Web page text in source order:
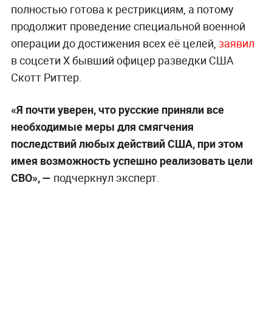
полностью готова к рестрикциям, а потому
продолжит проведение специальной военной
операции до достижения всех её целей, заявил
в соцсети X бывший офицер разведки США
Скотт Риттер.
«Я почти уверен, что русские приняли все
необходимые меры для смягчения
последствий любых действий США, при этом
имея возможность успешно реализовать цели
СВО»,— подчеркнул эксперт.